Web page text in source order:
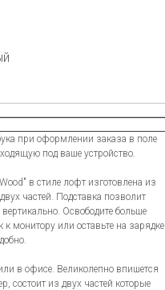
при оформлении заказа в поле
под ваше устройство.
в стиле лофт изготовлена из
частей. Подставка позволит
Освободите больше
к монитору или оставьте на зарядке
в офисе. Великолепно впишется
состоит из двух частей которые